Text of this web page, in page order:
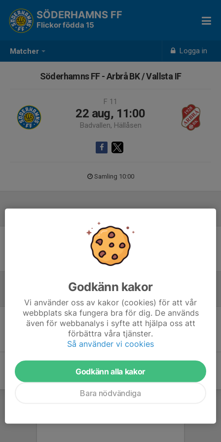
Matcher Logga in
SÖDERHAMNS FF
Flickor födda 15
Söderhamns FF - Arbrå BK / Vallsta IF
F 11
22 aug, 11:00
Badvallen, Hällåsen
Samling 10:00
Ingen uppställning ifylld
Inför match
Inget skrivet
Godkänn kakor
Vi använder oss av kakor (cookies) för att vår
webbplats ska fungera bra för dig. De används
även för webbanalys i syfte att hjälpa oss att
förbättra våra tjänster.
Så använder vi cookies
Godkänn alla kakor
Bara nödvändiga